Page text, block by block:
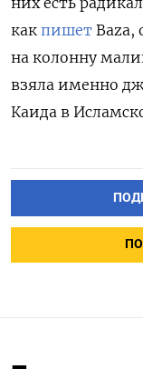
как пишет Baza,
на колонну
взяла именно
Каида в